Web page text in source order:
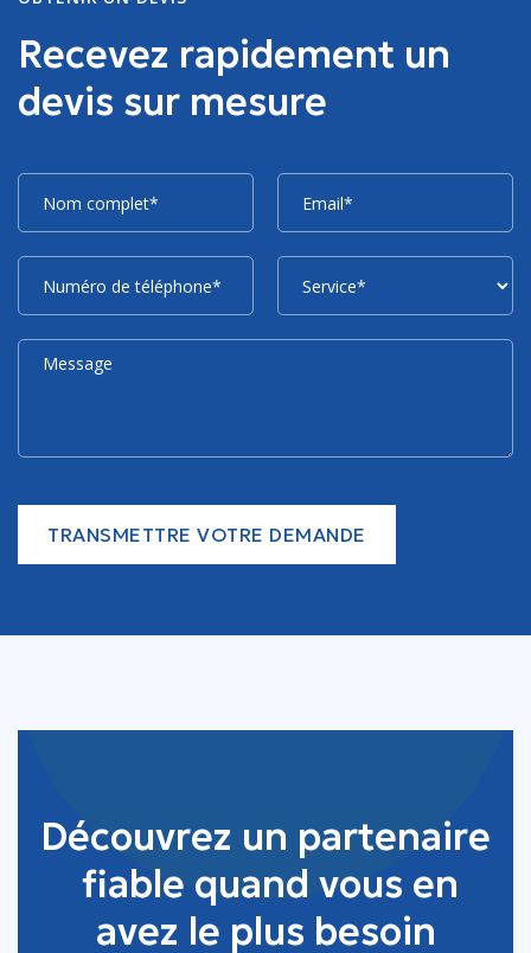
Recevez rapidement un
devis sur mesure
Découvrez un partenaire
fiable quand vous en
avez le plus besoin